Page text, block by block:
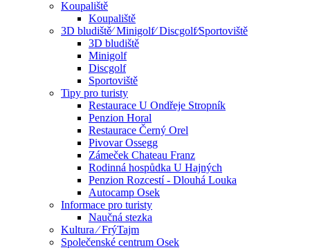
Koupaliště
Koupaliště
3D bludiště⁄ Minigolf⁄ Discgolf⁄Sportoviště
3D bludiště
Minigolf
Discgolf
Sportoviště
Tipy pro turisty
Restaurace U Ondřeje Stropník
Penzion Horal
Restaurace Černý Orel
Pivovar Ossegg
Zámeček Chateau Franz
Rodinná hospůdka U Hajných
Penzion Rozcestí - Dlouhá Louka
Autocamp Osek
Informace pro turisty
Naučná stezka
Kultura ⁄ FrýTajm
Společenské centrum Osek